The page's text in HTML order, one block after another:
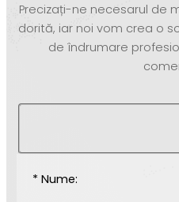
Precizați-ne necesarul de
dorită, iar noi vom crea o
de îndrumare
* Nume: